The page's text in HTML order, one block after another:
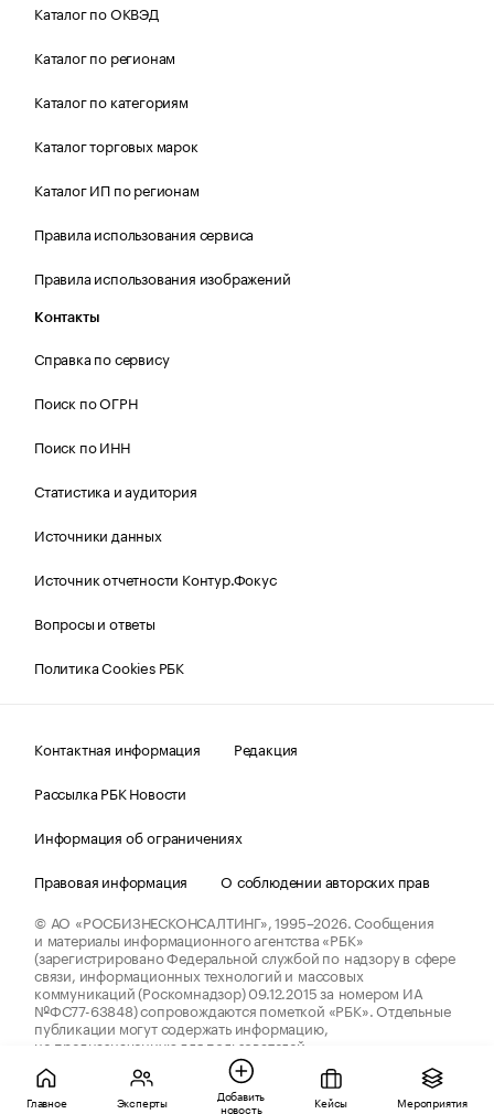
Каталог по ОКВЭД
Каталог по регионам
Каталог по категориям
Каталог торговых марок
Каталог ИП по регионам
Правила использования сервиса
Правила использования изображений
Контакты
Справка по сервису
Поиск по ОГРН
Поиск по ИНН
Статистика и аудитория
Источники данных
Источник отчетности Контур.Фокус
Вопросы и ответы
Политика Cookies РБК
Контактная информация
Редакция
Рассылка РБК Новости
Информация об ограничениях
Правовая информация
О соблюдении авторских прав
© АО «РОСБИЗНЕСКОНСАЛТИНГ»,1995–2026.Сообщения
и материалы информационного агентства «РБК»
(зарегистрировано Федеральной службой по надзору в сфере
связи, информационных технологий и массовых
коммуникаций (Роскомнадзор) 09.12.2015 за номером ИА
№ФС77-63848) сопровождаются пометкой «РБК». Отдельные
публикации могут содержать информацию,
не предназначенную для пользователей
до 18 лет.
companycardsfeedback@rbc.ru
Главное Эксперты Добавить
новость Кейсы Мероприятия